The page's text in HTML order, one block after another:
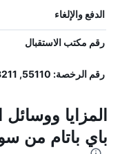
الدفع والإلغاء
رقم مكتب الاستقبال
رقم الرخصة: 55110, 8120100873211
المزايا
باي باتام من